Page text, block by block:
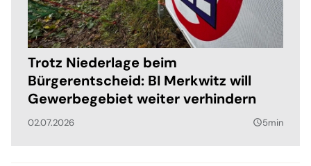
Trotz Niederlage beim
Bürgerentscheid: BI Merkwitz will
Gewerbegebiet weiter verhindern
02.07.2026 query_builder5min